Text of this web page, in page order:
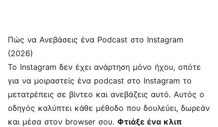
Πώς να Ανεβάσεις ένα Podcast στο Instagram
(2026)
Το Instagram δεν έχει ανάρτηση μόνο ήχου, οπότε
για να μοιραστείς ένα podcast στο Instagram το
μετατρέπεις σε βίντεο και ανεβάζεις αυτό. Αυτός ο
οδηγός καλύπτει κάθε μέθοδο που δουλεύει, δωρεάν
και μέσα στον browser σου. Φτιάξε ένα κλιπ